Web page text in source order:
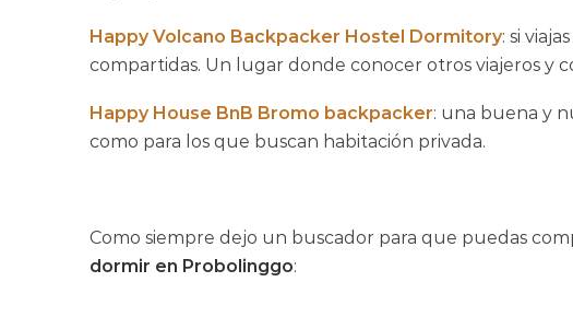
Happy Volcano Backpacker Hostel Dormitory: si
compartidas. Un lugar donde conocer otros viajeros y
Happy House BnB Bromo backpacker: una buena y
como para los que buscan habitación privada.
Como siempre dejo un buscador para que puedas
dormir en Probolinggo: